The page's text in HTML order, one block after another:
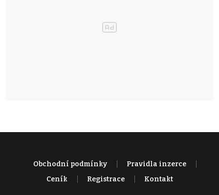
Obchodní podmínky
Pravidla inzerce
Ceník
Registrace Kontakt